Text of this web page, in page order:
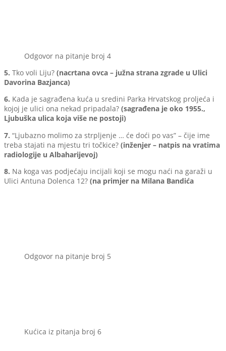
Odgovor na pitanje broj 4
5. Tko voli Liju? (nacrtana ovca – južna strana zgrade u Ulici
Davorina Bazjanca)
6. Kada je sagrađena kuća u sredini Parka Hrvatskog proljeća i
kojoj je ulici ona nekad pripadala? (sagrađena je oko 1955.,
Ljubuška ulica koja više ne postoji)
7. “Ljubazno molimo za strpljenje … će doći po vas” – čije ime
treba stajati na mjestu tri točkice? (inženjer – natpis na vratima
radiologije u Albaharijevoj)
8. Na koga vas podjećaju incijali koji se mogu naći na garaži u
Ulici Antuna Dolenca 12? (na primjer na Milana Bandića
Odgovor na pitanje broj 5
Kućica iz pitanja broj 6